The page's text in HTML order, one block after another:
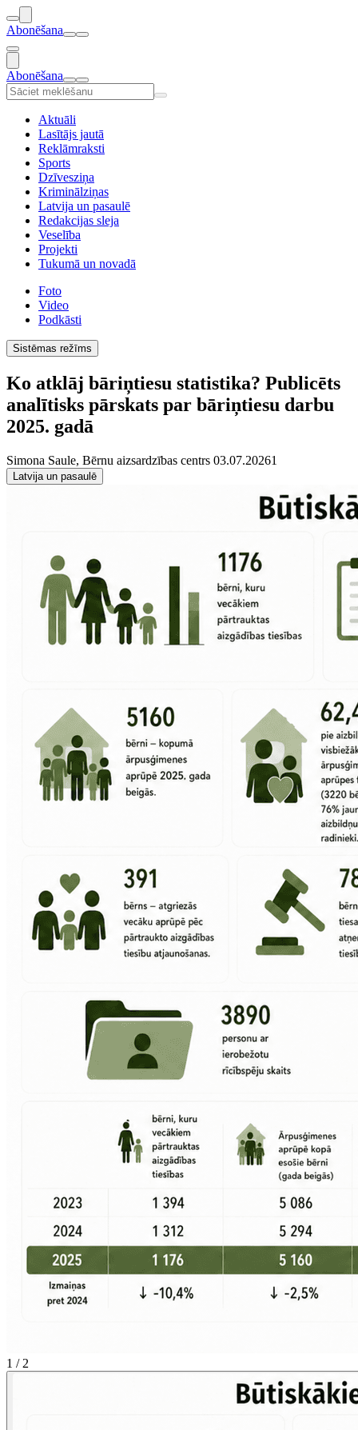
Abonēšana
Abonēšana
Aktuāli
Lasītājs jautā
Reklāmraksti
Sports
Dzīvesziņa
Kriminālziņas
Latvija un pasaulē
Redakcijas sleja
Veselība
Projekti
Tukumā un novadā
Foto
Video
Podkāsti
Sistēmas režīms
Ko atklāj bāriņtiesu statistika? Publicēts
analītisks pārskats par bāriņtiesu darbu
2025. gadā
Simona Saule, Bērnu aizsardzības centrs 03.07.20261
Latvija un pasaulē
1 / 2